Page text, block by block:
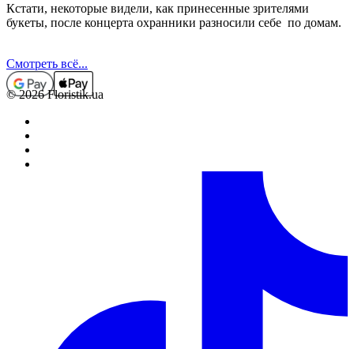
Кстати, некоторые видели, как принесенные зрителями
букеты, после концерта охранники разносили себе по домам.
Смотреть всё...
© 2026 Floristik.ua